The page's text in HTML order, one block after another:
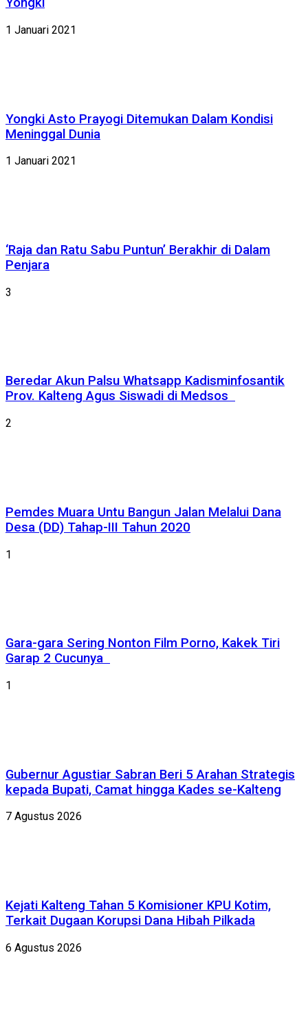
1 Januari 2021
Yongki Asto Prayogi Ditemukan Dalam Kondisi
Meninggal Dunia
1 Januari 2021
‘Raja dan Ratu Sabu Puntun’ Berakhir di Dalam
Penjara
3
Beredar Akun Palsu Whatsapp Kadisminfosantik
Prov. Kalteng Agus Siswadi di Medsos
2
Pemdes Muara Untu Bangun Jalan Melalui Dana
Desa (DD) Tahap-III Tahun 2020
1
Gara-gara Sering Nonton Film Porno, Kakek Tiri
Garap 2 Cucunya
1
Gubernur Agustiar Sabran Beri 5 Arahan Strategis
kepada Bupati, Camat hingga Kades se-Kalteng
7 Agustus 2026
Kejati Kalteng Tahan 5 Komisioner KPU Kotim,
Terkait Dugaan Korupsi Dana Hibah Pilkada
6 Agustus 2026